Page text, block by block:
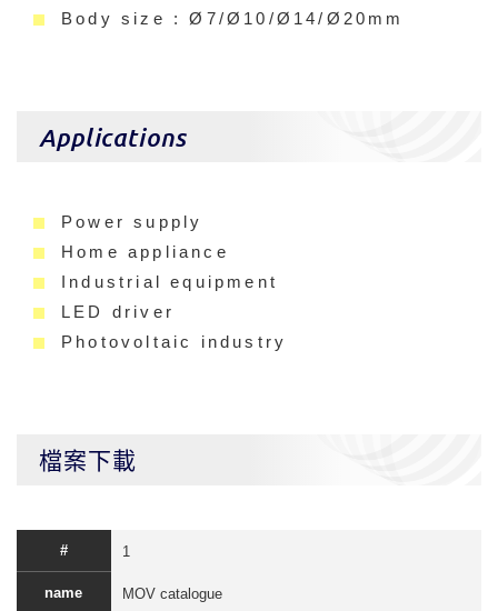
Body size : Ø7/Ø10/Ø14/Ø20mm
Applications
Power supply
Home appliance
Industrial equipment
LED driver
Photovoltaic industry
檔案下載
1
MOV catalogue